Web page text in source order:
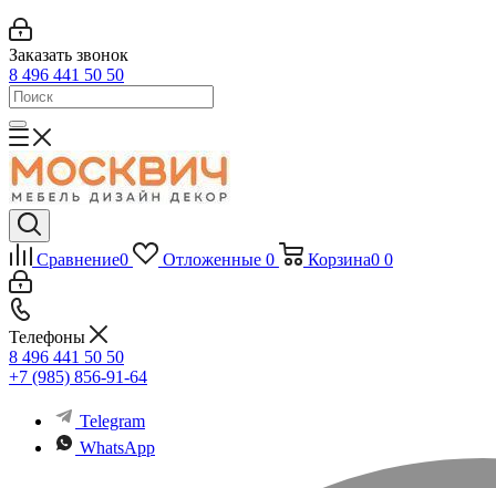
Заказать звонок
8 496 441 50 50
Сравнение0 Отложенные 0 Корзина0 0
Телефоны
8 496 441 50 50
+7 (985) 856-91-64
Telegram
WhatsApp